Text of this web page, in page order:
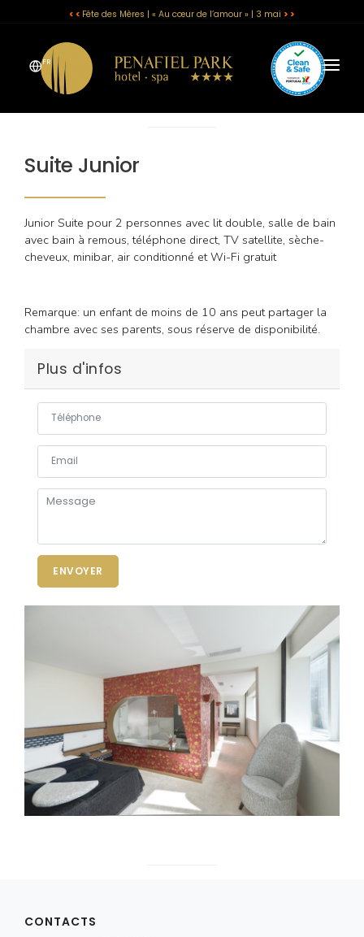
< < Fête des Mères | « Au cœur de l’amour » | 3 mai > >
FR
L'HÔTEL
CHAMBRES
RESTAURANT ET BAR
ÉVÉNEMENTS
Suite Junior
Junior Suite pour 2 personnes avec lit double, salle de bain
avec bain à remous, téléphone direct, TV satellite, sèche-
cheveux, minibar, air conditionné et Wi-Fi gratuit
Remarque: un enfant de moins de 10 ans peut partager la
chambre avec ses parents, sous réserve de disponibilité.
Plus d'infos
ENVOYER
CONTACTS